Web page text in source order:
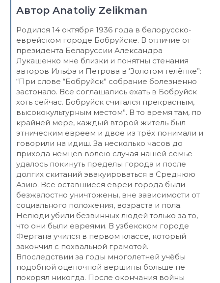
Автор Anatoliy Zelikman
Родился 14 октября 1936 года в белорусско-
еврейском городе Бобруйске. В отличие от
президента Беларуссии Александра
Лукашенко мне близки и понятны стенания
авторов Ильфа и Петрова в ‘Золотом телёнке”:
“При слове “Бобруйск” собрание болезненно
застонало. Все соглашались ехать в Бобруйск
хоть сейчас. Бобруйск считался прекрасным,
высококультурным местом”. В то время там, по
крайней мере, каждый второй житель был
этническим евреем и двое из трёх понимали и
говорили на идиш. За несколько часов до
прихода немцев волею случая нашей семье
удалось покинуть пределы города и после
долгих скитаний эвакуироваться в Среднюю
Азию. Все оставшиеся евреи города были
безжалостно уничтожены, вне зависимости от
социального положения, возраста и пола.
Нелюди убили безвинных людей только за то,
что они были евреями. В узбекском городе
Фергана учился в первом классе, который
закончил с похвальной грамотой.
Впоследствии за годы многолетней учёбы
подобной оценочной вершины больше не
покорял никогда. После окончания войны